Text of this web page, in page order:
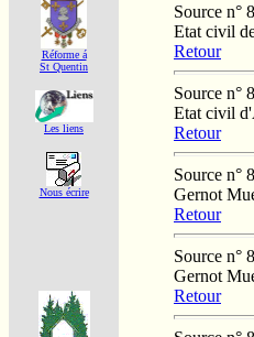
Réforme á
St Quentin
Les liens
Nous écrire
Source n°
Etat civil
Retour
Source n°
Etat civil
Retour
Source n°
Gernot
Retour
Source n°
Gernot
Retour